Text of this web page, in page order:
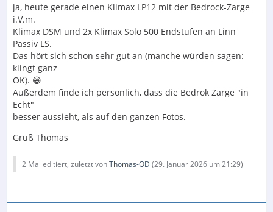
ja, heute gerade einen Klimax LP12 mit der Bedrock-Zarge
i.V.m.
Klimax DSM und 2x Klimax Solo 500 Endstufen an Linn
Passiv LS.
Das hört sich schon sehr gut an (manche würden sagen:
klingt ganz
OK). 😁
Außerdem finde ich persönlich, dass die Bedrok Zarge "in
Echt"
besser aussieht, als auf den ganzen Fotos.
Gruß Thomas
2 Mal editiert, zuletzt vonThomas-OD (29. Januar 2026 um 21:29)